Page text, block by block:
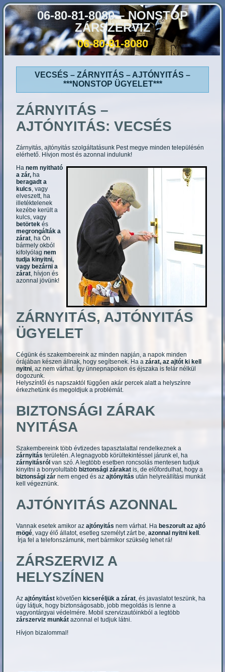
06-80-81-8080 – NONSTOP
ZÁRSZERVIZ
06-80-81-8080
VECSÉS – ZÁRNYITÁS – AJTÓNYITÁS –
***NONSTOP ÜGYELET***
ZÁRNYITÁS –
AJTÓNYITÁS:VECSÉS
Zárnyitás, ajtónyitás szolgáltatásunk Pest megye minden településén
elérhető. Hívjon most és azonnal indulunk!
Hanem nyitható
a zár, ha
beragadt a
kulcs, vagy
elveszett, ha
illetéktelenek
kezébe került a
kulcs, vagy
betörtek és
megrongálták a
zárat, ha Ön
bármely okból
kifolyólagnem
tudja kinyitni,
vagy bezárni a
zárat, hívjon és
azonnal jövünk!
ZÁRNYITÁS, AJTÓNYITÁS
ÜGYELET
Cégünk és szakembereink az minden napján, a napok minden
órájában készen állnak, hogy segítsenek. Ha azárat, az ajtót ki kell
nyitni, az nem várhat. Így ünnepnapokon és éjszaka is felár nélkül
dogozunk.
Helyszíntől és napszaktól függően akár percek alatt a helyszínre
érkezhetünk és megoldjuk a problémát.
BIZTONSÁGI ZÁRAK
NYITÁSA
Szakembereink több évtizedes tapasztalattal rendelkeznek a
zárnyitás területén. A legnagyobb körültekintéssel járunk el, ha
zárnyitásról van szó. A legtöbb esetben roncsolás mentesen tudjuk
kinyitni a bonyolultabb biztonsági zárakat is, de előfordulhat, hogy a
biztonsági zár nem enged és azajtónyitás után helyreállítási munkát
kell végeznünk.
AJTÓNYITÁS AZONNAL
Vannak esetek amikor azajtónyitás nem várhat. Ha beszorult az ajtó
mögé, vagy élő állatot, esetleg személyt zárt be,azonnal nyitni kell .
Írja fel a telefonszámunk, mert bármikor szükség lehet rá!
ZÁRSZERVIZ A
HELYSZÍNEN
Azajtónyitást követően kicseréljük a zárat, és javaslatot teszünk, ha
úgy látjuk, hogy biztonságosabb, jobb megoldás is lenne a
vagyontárgyai védelmére. Mobil szervizautóinkból a legtöbb
zárszerviz munkát azonnal el tudjuk látni.
Hívjon bizalommal!